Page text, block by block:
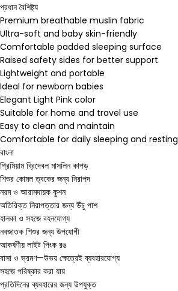
প্রধান বৈশিষ্ট্য
Premium breathable muslin fabric
Ultra-soft and baby skin-friendly
Comfortable padded sleeping surface
Raised safety sides for better support
Lightweight and portable
Ideal for newborn babies
Elegant Light Pink color
Suitable for home and travel use
Easy to clean and maintain
Comfortable for daily sleeping and resting
বাংলা
প্রিমিয়াম ব্রিদেবল মাসলিন কাপড়
শিশুর কোমল ত্বকের জন্য নিরাপদ
নরম ও আরামদায়ক কুশন
অতিরিক্ত নিরাপত্তার জন্য উঁচু পাশ
হালকা ও সহজে বহনযোগ্য
নবজাতক শিশুর জন্য উপযোগী
আকর্ষণীয় লাইট পিংক রঙ
বাসা ও ভ্রমণ—উভয় ক্ষেত্রেই ব্যবহারযোগ্য
সহজে পরিষ্কার করা যায়
প্রতিদিনের ব্যবহারের জন্য উপযুক্ত